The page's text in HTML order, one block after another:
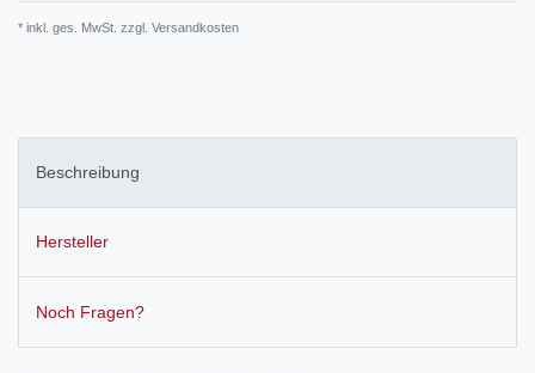
* inkl. ges. MwSt. zzgl. Versandkosten
Beschreibung
Hersteller
Noch Fragen?